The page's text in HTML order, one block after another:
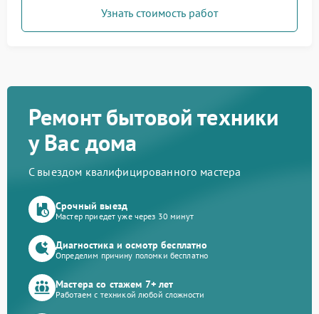
Узнать стоимость работ
Ремонт бытовой техники
у Вас дома
С выездом квалифицированного мастера
Срочный выезд
Мастер приедет уже через 30 минут
Диагностика и осмотр бесплатно
Определим причину поломки бесплатно
Мастера со стажем 7+ лет
Работаем с техникой любой сложности